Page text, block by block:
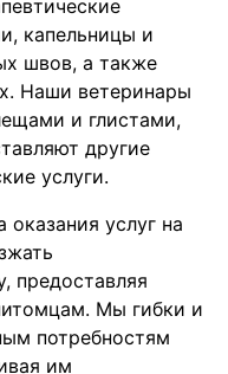
капельницы и
швов, а также
Наши ветеринары
и глистами,
другие
услуги.
услуг на
предоставляя
Мы гибки и
потребностям
им